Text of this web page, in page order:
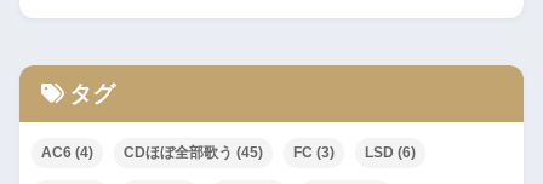
タグ
AC6 (4) CDほぼ全部歌う (45) FC (3) LSD (6)